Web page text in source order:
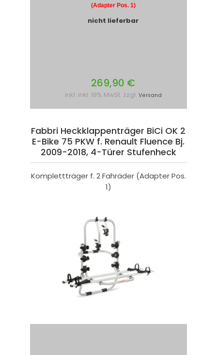
(Adapter Pos. 1)
nicht lieferbar
269,90 €
inkl. inkl. 19% MwSt. zzgl. Versand
Fabbri Heckklappenträger BiCi OK 2
E-Bike 75 PKW f. Renault Fluence Bj.
2009-2018, 4-Türer Stufenheck
Komplettträger f. 2 Fahräder (Adapter Pos.
1)